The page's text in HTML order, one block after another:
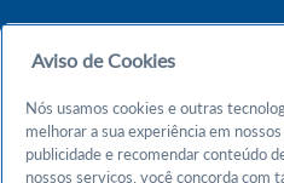
Aviso de Cookies
Nós usamos cookies e outras
melhorar a sua experiência em
publicidade e recomendar conteúdo
nossos serviços, você concorda com